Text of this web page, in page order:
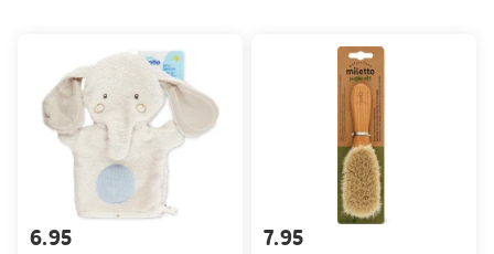
6.95 7.95